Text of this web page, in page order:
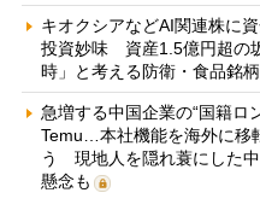
キオクシアなどAI関連株に
投資妙味 資産1.5億円超の
時」と考える防衛・食品銘
急増する中国企業の“国籍ロ
Temu…本社機能を海外に移
う 現地人を隠れ蓑にした
懸念も